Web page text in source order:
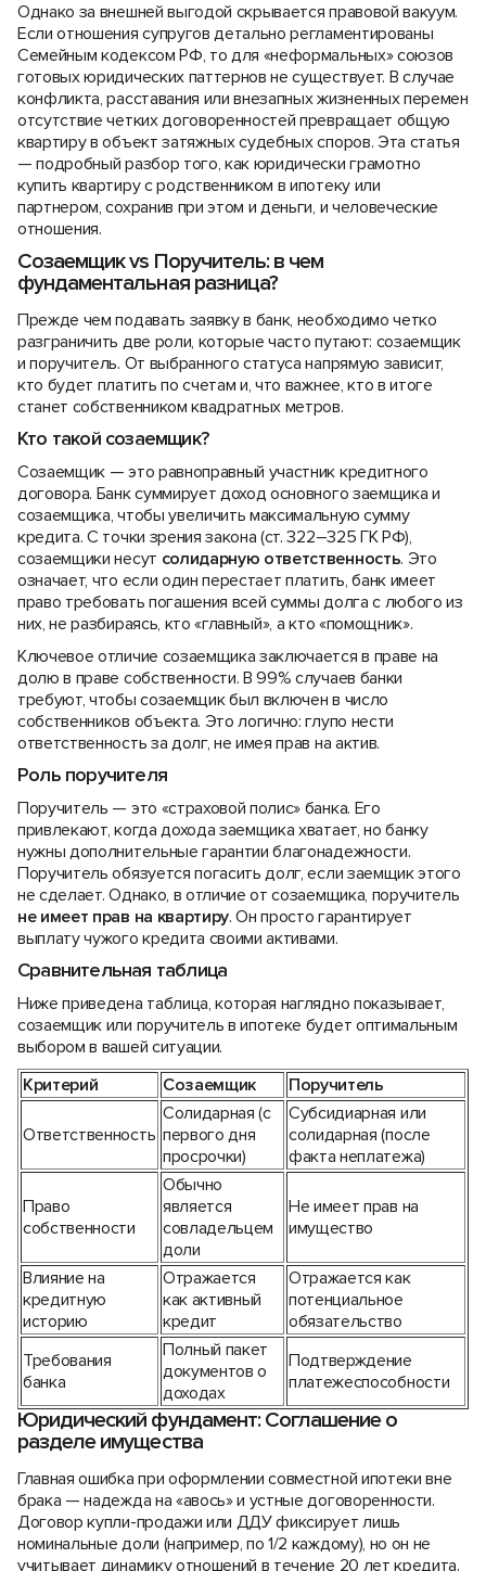
Однако за внешней выгодой скрывается правовой вакуум.
Если отношения супругов детально регламентированы
Семейным кодексом РФ, то для «неформальных» союзов
готовых юридических паттернов не существует. В случае
конфликта, расставания или внезапных жизненных перемен
отсутствие четких договоренностей превращает общую
квартиру в объект затяжных судебных споров. Эта статья
— подробный разбор того, как юридически грамотно
купить квартиру с родственником в ипотеку или
партнером, сохранив при этом и деньги, и человеческие
отношения.
Созаемщик vs Поручитель: в чем
фундаментальная разница?
Прежде чем подавать заявку в банк, необходимо четко
разграничить две роли, которые часто путают: созаемщик
и поручитель. От выбранного статуса напрямую зависит,
кто будет платить по счетам и, что важнее, кто в итоге
станет собственником квадратных метров.
Кто такой созаемщик?
Созаемщик — это равноправный участник кредитного
договора. Банк суммирует доход основного заемщика и
созаемщика, чтобы увеличить максимальную сумму
кредита. С точки зрения закона (ст. 322–325 ГК РФ),
созаемщики несут солидарную ответственность. Это
означает, что если один перестает платить, банк имеет
право требовать погашения всей суммы долга с любого из
них, не разбираясь, кто «главный», а кто «помощник».
Ключевое отличие созаемщика заключается в праве на
долю в праве собственности. В 99% случаев банки
требуют, чтобы созаемщик был включен в число
собственников объекта. Это логично: глупо нести
ответственность за долг, не имея прав на актив.
Роль поручителя
Поручитель — это «страховой полис» банка. Его
привлекают, когда дохода заемщика хватает, но банку
нужны дополнительные гарантии благонадежности.
Поручитель обязуется погасить долг, если заемщик этого
не сделает. Однако, в отличие от созаемщика, поручитель
не имеет прав на квартиру. Он просто гарантирует
выплату чужого кредита своими активами.
Сравнительная таблица
Ниже приведена таблица, которая наглядно показывает,
созаемщик или поручитель в ипотеке будет оптимальным
выбором в вашей ситуации.
Критерий
Созаемщик Поручитель
Ответственность
Солидарная (с
первого дня
просрочки)
Субсидиарная или
солидарная (после
факта неплатежа)
Право
собственности
Обычно
является
совладельцем
доли
Не имеет прав на
имущество
Влияние на
кредитную
историю
Отражается
как активный
кредит
Отражается как
потенциальное
обязательство
Требования
банка
Полный пакет
документов о
доходах
Подтверждение
платежеспособности
Юридический фундамент: Соглашение о
разделе имущества
Главная ошибка при оформлении совместной ипотеки вне
брака — надежда на «авось» и устные договоренности.
Договор купли-продажи или ДДУ фиксирует лишь
номинальные доли (например, по 1/2 каждому), но он не
учитывает динамику отношений в течение 20 лет кредита.